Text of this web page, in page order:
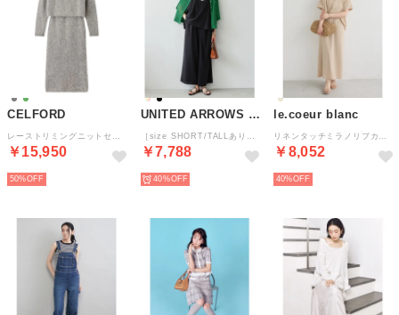
CELFORD
￥15,950
50%
UNITED ARROWS green label relaxing
￥7,788
40%
le.coeur blanc
￥8,052
40%